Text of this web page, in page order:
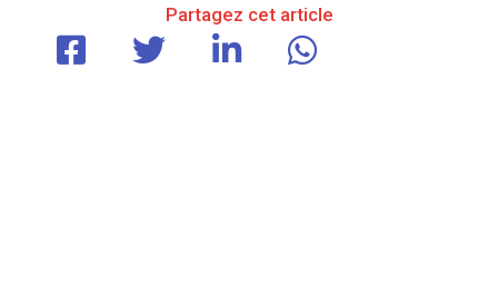
Partagez cet article